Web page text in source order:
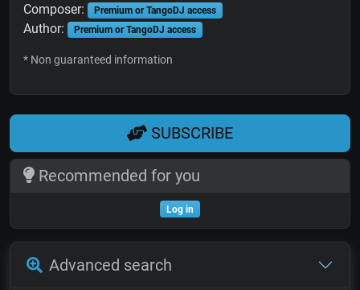
Composer: Premium or TangoDJ access
Author: Premium or TangoDJ access
* Non guaranteed information
SUBSCRIBE
Recommended for you
Log in
Advanced search